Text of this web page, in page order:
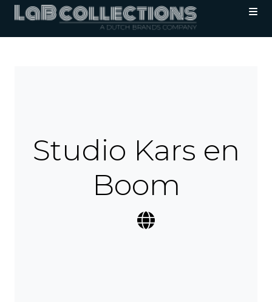
Studio Kars en
Boom